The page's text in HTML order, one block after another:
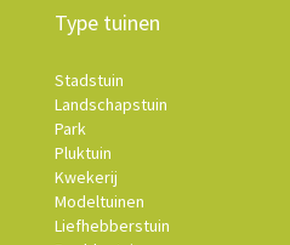
Type tuinen
Stadstuin
Landschapstuin
Park
Pluktuin
Kwekerij
Modeltuinen
Liefhebberstuin